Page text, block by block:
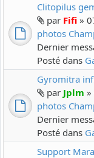
Clitopilus
par Fifi »
photos
Dernier
Posté dans
Gyromitra
par Jplm »
photos
Dernier
Posté dans
Support